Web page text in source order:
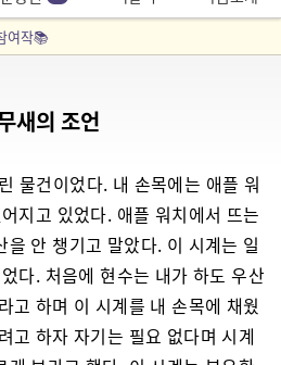
여작📚
새의 조언
물건이었다. 내 손목에는 애플 워
지고 있었다. 애플 워치에서 뜨는
안 챙기고 말았다. 이 시계는 일
다. 처음에 현수는 내가 하도 우산
고 하며 이 시계를 내 손목에 채웠
고 하자 자기는 필요 없다며 시계